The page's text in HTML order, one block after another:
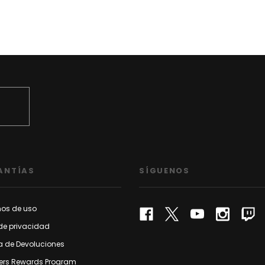
de uso
privacidad
de Devoluciones
Rewards Program
SÍGUENOS